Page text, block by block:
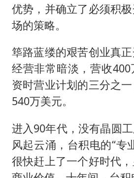
优势，并确立了必须积
场的策略。
筚路蓝缕的艰苦创业真
经营非常暗淡，营收
资时营业计划的三分之
540万美元。
进入90年代，没有晶圆
风起云涌，台积电的“专
很快赶上了一个好时代